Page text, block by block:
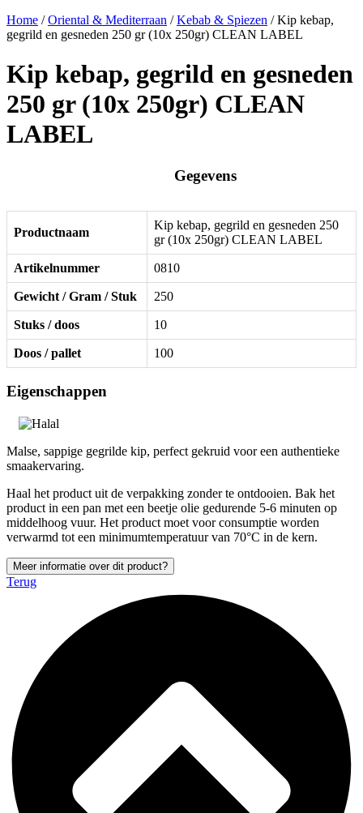
Home /Oriental & Mediterraan /Kebab & Spiezen / Kip kebap,
gegrild en gesneden 250 gr (10x 250gr) CLEAN LABEL
Kip kebap, gegrild en gesneden
250 gr (10x 250gr) CLEAN
LABEL
Gegevens
Productnaam
Kip kebap, gegrild en gesneden 250
gr (10x 250gr) CLEAN LABEL
Artikelnummer 0810
Gewicht / Gram / Stuk 250
Stuks / doos 10
Doos / pallet 100
Eigenschappen
Malse, sappige gegrilde kip, perfect gekruid voor een authentieke
smaakervaring.
Haal het product uit de verpakking zonder te ontdooien. Bak het
product in een pan met een beetje olie gedurende 5-6 minuten op
middelhoog vuur. Het product moet voor consumptie worden
verwarmd tot een minimumtemperatuur van 70°C in de kern.
Meer informatie over dit product?
Terug